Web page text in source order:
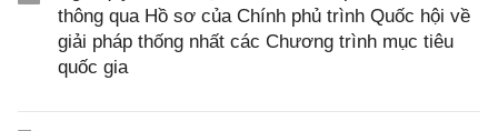
thông qua Hồ sơ của Chính phủ trình Quốc hội về
giải pháp thống nhất các Chương trình mục tiêu
quốc gia